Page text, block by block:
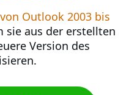
Outlook 2003 bis
sie aus der erstellten
Version des